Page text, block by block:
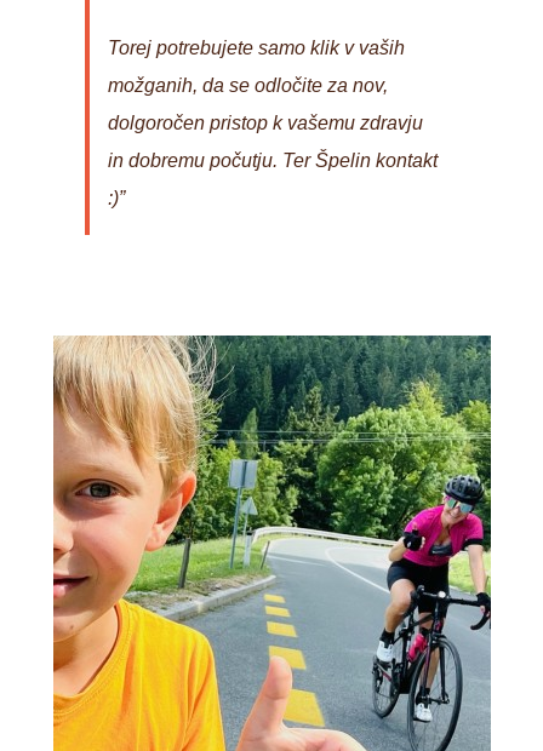
Torej potrebujete samo klik v vaših
možganih, da se odločite za nov,
dolgoročen pristop k vašemu zdravju
in dobremu počutju. Ter Špelin kontakt
:)”